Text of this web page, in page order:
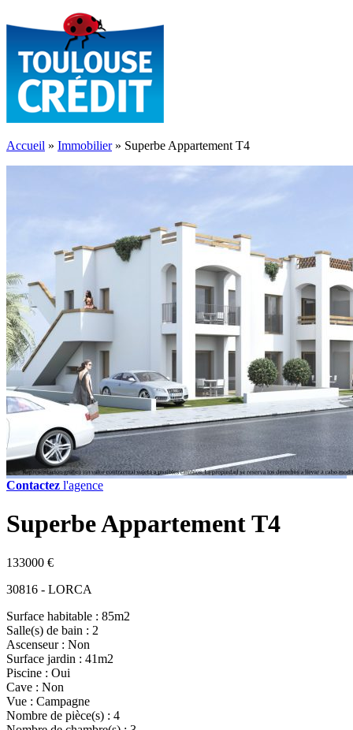
Accueil » Immobilier» Superbe Appartement T4
Contactez l'agence
Superbe Appartement T4
133000 €
30816 - LORCA
Surface habitable : 85m2
Salle(s) de bain : 2
Ascenseur : Non
Surface jardin : 41m2
Piscine : Oui
Cave : Non
Vue : Campagne
Nombre de pièce(s) : 4